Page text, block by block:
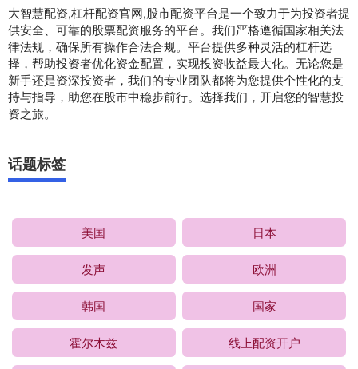
大智慧配资,杠杆配资官网,股市配资平台是一个致力于为投资者提
供安全、可靠的股票配资服务的平台。我们严格遵循国家相关法
律法规，确保所有操作合法合规。平台提供多种灵活的杠杆选
择，帮助投资者优化资金配置，实现投资收益最大化。无论您是
新手还是资深投资者，我们的专业团队都将为您提供个性化的支
持与指导，助您在股市中稳步前行。选择我们，开启您的智慧投
资之旅。
话题标签
美国 日本
发声 欧洲
韩国 国家
霍尔木兹 线上配资开户